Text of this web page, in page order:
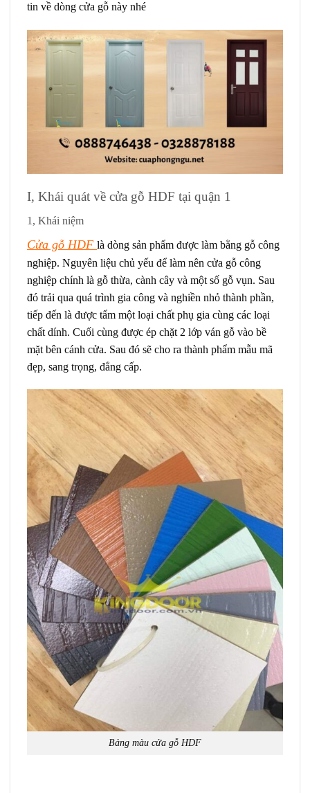
tin về dòng cửa gỗ này nhé
I, Khái quát về cửa gỗ HDF tại quận 1
1, Khái niệm
Cửa gỗ HDF là dòng sản phẩm được làm bằng gỗ công
nghiệp. Nguyên liệu chủ yếu để làm nên cửa gỗ công
nghiệp chính là gỗ thừa, cành cây và một số gỗ vụn. Sau
đó trải qua quá trình gia công và nghiền nhỏ thành phần,
tiếp đến là được tẩm một loại chất phụ gia cùng các loại
chất dính. Cuối cùng được ép chặt 2 lớp ván gỗ vào bề
mặt bên cánh cửa. Sau đó sẽ cho ra thành phẩm mẫu mã
đẹp, sang trọng, đẳng cấp.
Bảng màu cửa gỗ HDF